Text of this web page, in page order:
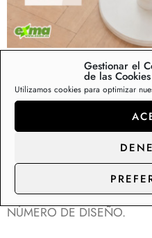
Gestionar el
de las Cookies
Utilizamos cookies para optimizar
Mantel
Hule 90cm
con4.56de
de clientes
(9valoraciones de
14,95€
INDIQUE EN
NÚMERO DE DISEÑO.